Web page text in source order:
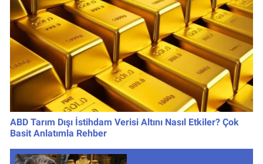
ABD Tarım Dışı İstihdam Verisi Altını Nasıl Etkiler? Çok
Basit Anlatımla Rehber